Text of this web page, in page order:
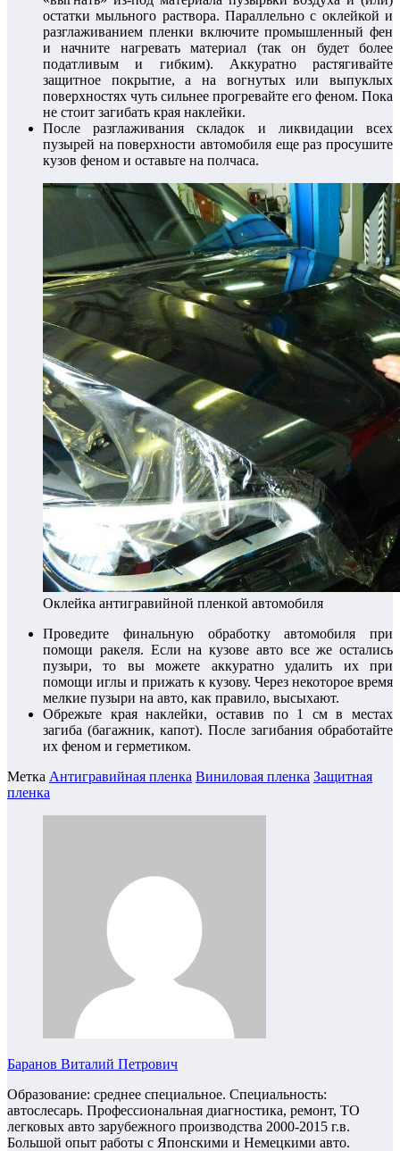
остатки мыльного раствора. Параллельно с оклейкой и
разглаживанием пленки включите промышленный фен
и начните нагревать материал (так он будет более
податливым и гибким). Аккуратно растягивайте
защитное покрытие, а на вогнутых или выпуклых
поверхностях чуть сильнее прогревайте его феном. Пока
не стоит загибать края наклейки.
После разглаживания складок и ликвидации всех
пузырей на поверхности автомобиля еще раз просушите
кузов феном и оставьте на полчаса.
Оклейка антигравийной пленкой автомобиля
Проведите финальную обработку автомобиля при
помощи ракеля. Если на кузове авто все же остались
пузыри, то вы можете аккуратно удалить их при
помощи иглы и прижать к кузову. Через некоторое время
мелкие пузыри на авто, как правило, высыхают.
Обрежьте края наклейки, оставив по 1 см в местах
загиба (багажник, капот). После загибания обработайте
их феном и герметиком.
Метка Антигравийная пленка Виниловая пленка Защитная
пленка
Баранов Виталий Петрович
Образование: среднее специальное. Специальность:
автослесарь. Профессиональная диагностика, ремонт, ТО
легковых авто зарубежного производства 2000-2015 г.в.
Большой опыт работы с Японскими и Немецкими авто.